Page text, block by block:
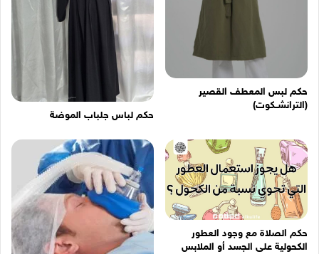
حكم لبس المعطف القصير
(الترانشــكوت)
حكم لباس جلباب الموضة
حكم الصلاة مع وجود العطور
الكحولية على الجسد أو الملابس